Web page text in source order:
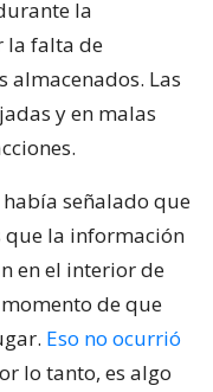
la
la falta de
Las
y en malas
señalado que
que la información
en el interior de
de que
Eso no ocurrió
lo tanto, es algo